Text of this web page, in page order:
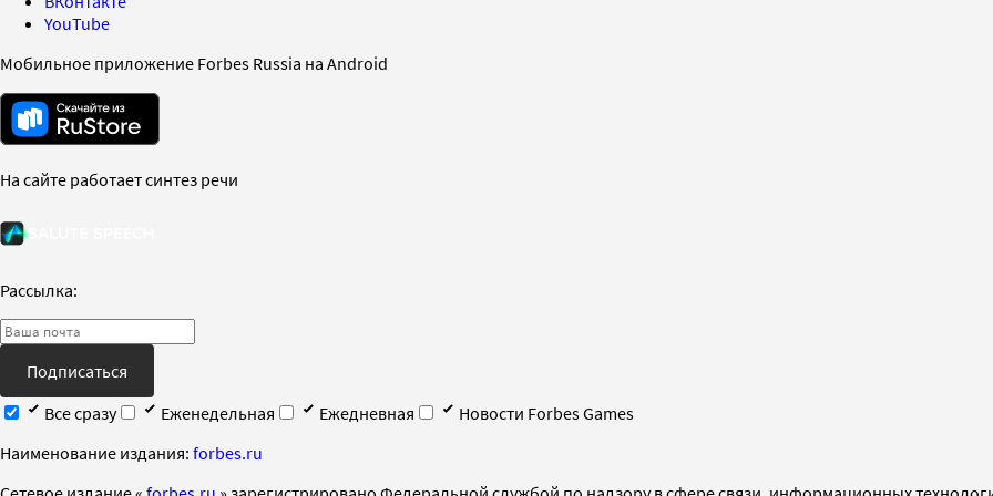
YouTube
Мобильное приложение Forbes Russia на Android
На сайте работает синтез речи
Рассылка:
Подписаться
Все сразу
Еженедельная Ежедневная
Новости Forbes Games
Наименование издания: forbes.ru